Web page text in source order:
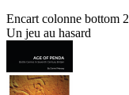
Encart colonne bottom
Un jeu au hasard